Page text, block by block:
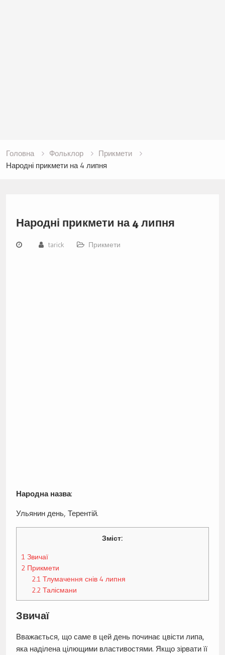
Головна Фольклор
Прикмети
Народні прикмети на 4 липня
Народні прикмети на 4 липня
tarick Прикмети
Народна назва:
Ульянин день, Терентій.
Зміст:
1 Звичаї
2Прикмети
2.1 Тлумачення снів 4 липня
2.2 Талісмани
Звичаї
Вважається, що саме в цей день починає цвісти липа,
яка наділена цілющими властивостями. Якщо зірвати її